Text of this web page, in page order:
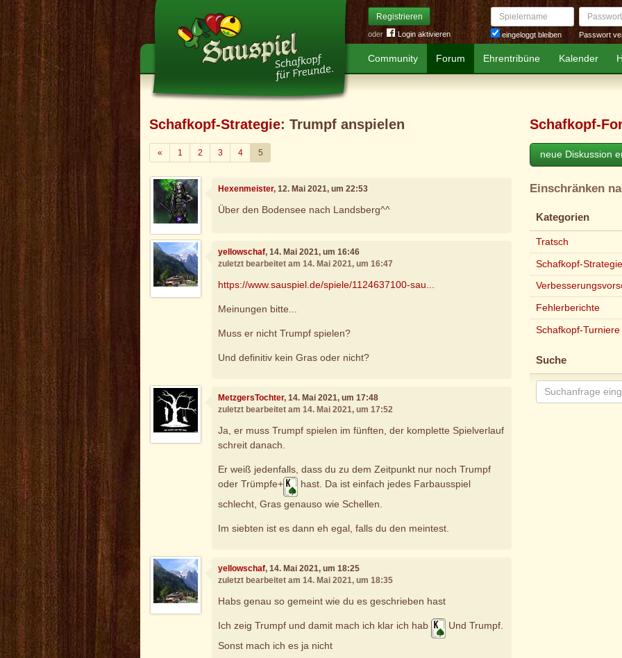
Registrieren
oder Login aktivieren
Spielername
eingeloggt bleiben
Passwort
Passwort
Community Forum Ehrentribüne Kalender
Schafkopf-Strategie: Trumpf anspielen
«Zurück
1 2 3 4 5
Hexenmeister, 12. Mai 2021, um 22:53
Über den Bodensee nach Landsberg^^
yellowschaf, 14. Mai 2021, um 16:46
zuletzt bearbeitet am 14. Mai 2021, um 16:47
https://www.sauspiel.de/spiele/1124637100-sau...
Meinungen bitte...
Muss er nicht Trumpf spielen?
Und definitiv kein Gras oder nicht?
MetzgersTochter, 14. Mai 2021, um 17:48
zuletzt bearbeitet am 14. Mai 2021, um 17:52
Ja, er muss Trumpf spielen im fünften, der komplette Spielverlauf
schreit danach.
Er weiß jedenfalls, dass du zu dem Zeitpunkt nur noch Trumpf
oder Trümpfe+
hast. Da ist einfach jedes Farbausspiel
schlecht, Gras genauso wie Schellen.
Im siebten ist es dann eh egal, falls du den meintest.
yellowschaf, 14. Mai 2021, um 18:25
zuletzt bearbeitet am 14. Mai 2021, um 18:35
Habs genau so gemeint wie du es geschrieben hast
Ich zeig Trumpf und damit mach ich klar ich hab
Und Trumpf.
Sonst mach ich es ja nicht
Schafkopf-
neue Diskussion
Einschränken
Kategorien
Tratsch
Schafkopf-
Fehlerberichte
Schafkopf-Turniere
Suche